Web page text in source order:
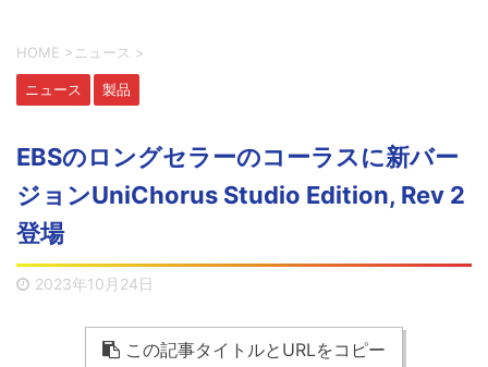
HOME > ニュース >
ニュース 製品
EBSのロングセラーのコーラスに新バー
ジョンUniChorus Studio Edition, Rev 2
登場
2023年10月24日
この記事タイトルとURLをコピー